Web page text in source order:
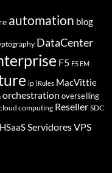
automation blog
DataCenter
F5 F5 EM
ip iRules MacVittie
orchestration overselling
computing Reseller SDC
Servidores VPS